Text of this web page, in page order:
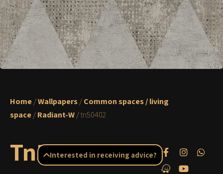
Home/Wallpapers/Common spaces / living
space/Radiant-W/ tn50402
Tn50402
Interested in receiving advice?